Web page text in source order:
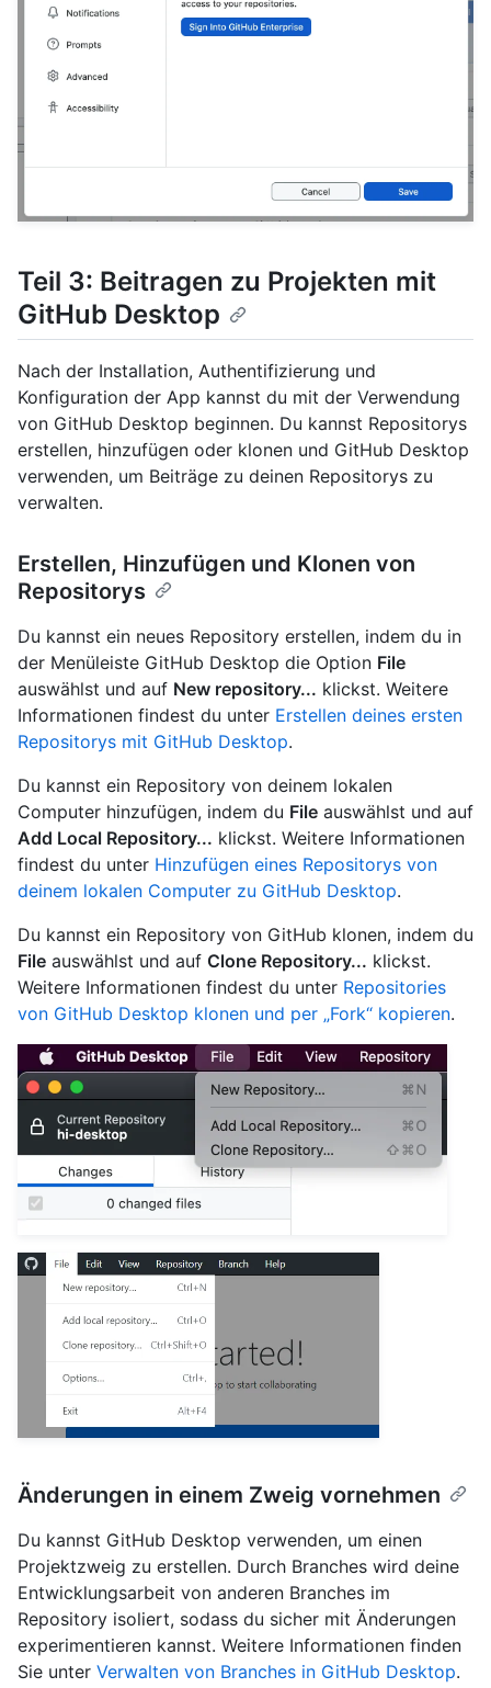
Teil 3: Beitragen zu Projekten mit
GitHub Desktop
Nach der Installation, Authentifizierung und
Konfiguration der App kannst du mit der Verwendung
von GitHub Desktop beginnen. Du kannst Repositorys
erstellen, hinzufügen oder klonen und GitHub Desktop
verwenden, um Beiträge zu deinen Repositorys zu
verwalten.
Erstellen, Hinzufügen und Klonen von
Repositorys
Du kannst ein neues Repository erstellen, indem du in
der Menüleiste GitHub Desktop die Option File
auswählst und auf New repository... klickst. Weitere
Informationen findest du unter Erstellen deines ersten
Repositorys mit GitHub Desktop.
Du kannst ein Repository von deinem lokalen
Computer hinzufügen, indem du File auswählst und auf
Add Local Repository... klickst. Weitere Informationen
findest du unter Hinzufügen eines Repositorys von
deinem lokalen Computer zu GitHub Desktop.
Du kannst ein Repository von GitHub klonen, indem du
File auswählst und auf Clone Repository... klickst.
Weitere Informationen findest du unter Repositories
von GitHub Desktop klonen und per „Fork“ kopieren.
Änderungen in einem Zweig vornehmen
Du kannst GitHub Desktop verwenden, um einen
Projektzweig zu erstellen. Durch Branches wird deine
Entwicklungsarbeit von anderen Branches im
Repository isoliert, sodass du sicher mit Änderungen
experimentieren kannst. Weitere Informationen finden
Sie unter Verwalten von Branches in GitHub Desktop.